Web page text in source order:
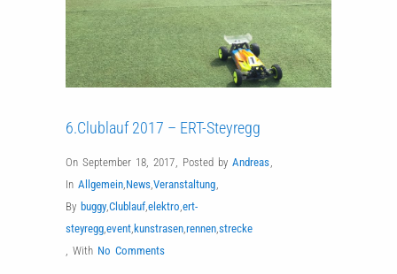
6.Clublauf 2017 – ERT-Steyregg
On September 18, 2017, Posted by Andreas,
In Allgemein,News,Veranstaltung,
By buggy,Clublauf,elektro,ert-
steyregg,event, kunstrasen,rennen,strecke
, With No Comments